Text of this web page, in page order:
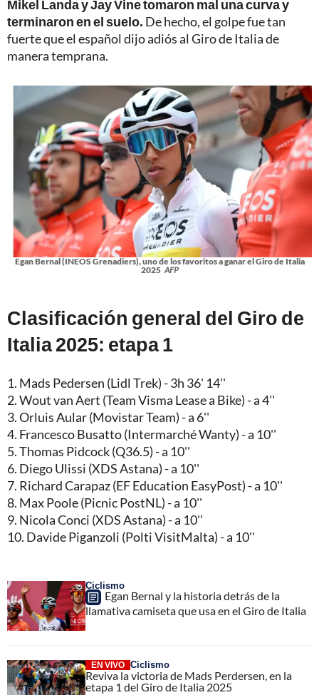
Mikel Landa y Jay Vine tomaron mal una curva y
terminaron en el suelo. De hecho, el golpe fue tan
fuerte que el español dijo adiós al Giro de Italia de
manera temprana.
Egan Bernal (INEOS Grenadiers), uno de los favoritos a ganar el Giro de Italia
2025 AFP
Clasificación general del Giro de
Italia 2025: etapa 1
1. Mads Pedersen (Lidl Trek) - 3h 36' 14''
2. Wout van Aert (Team Visma Lease a Bike) - a 4''
3. Orluis Aular (Movistar Team) - a 6''
4. Francesco Busatto (Intermarché Wanty) - a 10''
5. Thomas Pidcock (Q36.5) - a 10''
6. Diego Ulissi (XDS Astana) - a 10''
7. Richard Carapaz (EF Education EasyPost) - a 10''
8. Max Poole (Picnic PostNL) - a 10''
9. Nicola Conci (XDS Astana) - a 10''
10. Davide Piganzoli (Polti VisitMalta) - a 10''
Ciclismo
Egan Bernal y la historia detrás de la
llamativa camiseta que usa en el Giro de Italia
EN VIVO Ciclismo
Reviva la victoria de Mads Perdersen, en la
etapa 1 del Giro de Italia 2025